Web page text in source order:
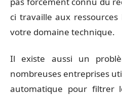
ci travaille aux
votre domaine technique.
Il existe aussi un
nombreuses entreprises
automatique pour filtrer